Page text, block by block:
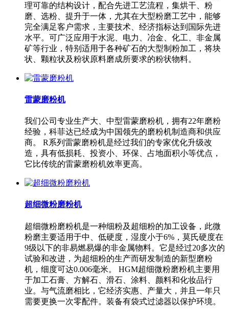
理可靠的结构设计，配合先进工艺流程，集烘干、粉
磨、选粉、提升于一体，尤其在大型粉磨工艺中，能够
完全满足客户需求，主要技术、经济指标达到国际先进
水平。可广泛应用于水泥、电力、冶金、化工、非金属
矿等行业，特别适用于各种矿石的大型制粉加工，将块
状、颗粒状及粉状原料磨成所要求的粉状物料。
雷蒙磨粉机
我们公司专业生产大、中型雷蒙磨粉机，拥有22年磨粉
经验，科菲达已经成为中国领先的磨粉机制造商和供应
商。 R系列雷蒙磨粉机是经过我们的专家优化升级改
造，具有低损耗、投资小、环保、占地面积小等优点，
它比传统的雷蒙磨粉机效率更高。
超细微粉磨粉机
超细微粉磨粉机是一种细粉及超细粉的加工设备，此微
粉磨主要适用于中、低硬度，湿度小于6%，莫氏硬度在
9级以下的非易燃易爆的非金属物料。它是经过20多次的
试验和改进，为超细粉的生产而研发制造的新型磨粉
机，细度可达0.006毫米。 HGM超细微粉磨粉机主要用
于加工石膏、方解石、滑石、涂料、颜料和化妆品行
业。与气流磨相比，它经济实惠、产量大，并且一年只
需要更换一次零配件。装备有袋式过滤器以保护环境。